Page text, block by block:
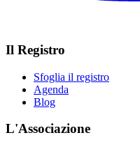
Il Registro
Sfoglia il registro
Agenda
Blog
L'Associazione